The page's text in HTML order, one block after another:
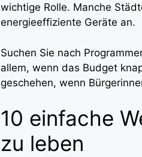
wichtige Rolle. Manche
energieeffiziente Geräte an.
Suchen Sie nach
allem, wenn das Budget
geschehen, wenn
10 einfache
zu leben